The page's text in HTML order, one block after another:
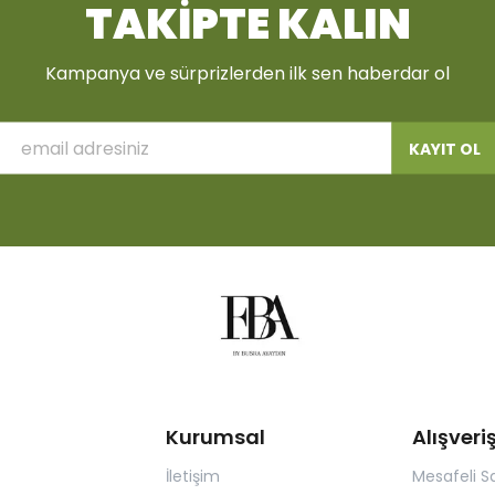
TAKİPTE KALIN
Kampanya ve sürprizlerden ilk sen haberdar ol
KAYIT OL
Kurumsal
İletişim
Alışveriş
Mesafeli